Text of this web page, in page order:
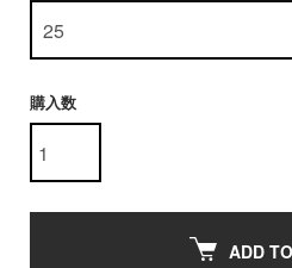
購入数
ADD